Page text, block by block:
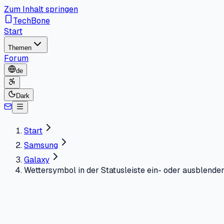
Zum Inhalt springen
TechBone
Start
Themen
Forum
de
Dark
Start
Samsung
Galaxy
Wettersymbol in der Statusleiste ein- oder